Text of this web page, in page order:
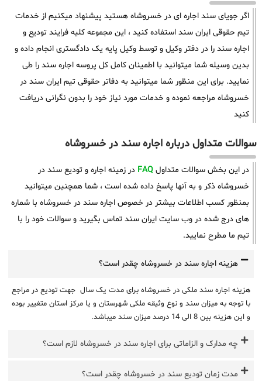
اگر جویای سند اجاره ای در خسروشاه هستید پیشنهاد میکنیم از خدمات
تیم حقوقی ایران سند استفاده کنید ، این مجموعه کلیه فرایند تودیع و
اجاره سند را در دفتر وکیل و توسط وکیل پایه یک دادگستری انجام داده و
بدین وسیله شما میتوانید با اطمینان کامل کل پروسه اجاره سند را طی
نمایید. برای این منظور شما میتوانید به دفاتر حقوقی تیم ایران سند در
خسروشاه مراجعه نموده و خدمات مورد نیاز خود را بدون نگرانی دریافت
کنید
سوالات متداول درباره اجاره سند در خسروشاه
در این بخش سوالات متداول FAQ در زمینه اجاره و تودیع سند در
خسروشاه ذکر و به آنها پاسخ داده شده است ، شما همچنین میتوانید
بمنظور کسب اطلاعات بیشتر در خصوص اجاره سند در خسروشاه با شماره
های درج شده در وب سایت ایران سند تماس بگیرید و سوالات خود را با
تیم ما مطرح نمایید.
هزینه اجاره سند در خسروشاه چقدر است؟
هزینه اجاره سند ملکی در خسروشاه برای مدت یک سال جهت تودیع در مراجع
با توجه به میزان سند و نوع وثیقه ملکی شهرستان و یا مرکز استان متغییر بوده
و این هزینه بین 8 الی 14 درصد میزان سند میباشد.
چه مدارک و الزاماتی برای اجاره سند در خسروشاه لازم است؟
مدت زمان تودیع سند در خسروشاه چقدر است؟